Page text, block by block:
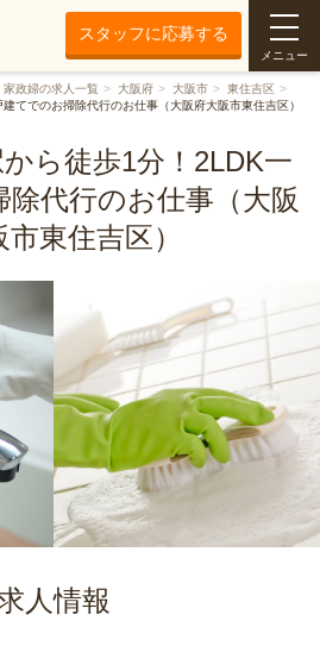
スタッフに応募する
メニュー
家政婦の求人一覧 大阪府 大阪市
東住吉区
てでのお掃除代行のお仕事（大阪府大阪市東住吉区）
ら徒歩1分！2LDK一
除代行のお仕事（大阪
東住吉区）
人情報